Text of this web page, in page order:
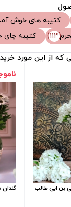
کتیبه های خوش
(113) کتیبه چای
که از این مورد
بن ابی طالب
گلدان